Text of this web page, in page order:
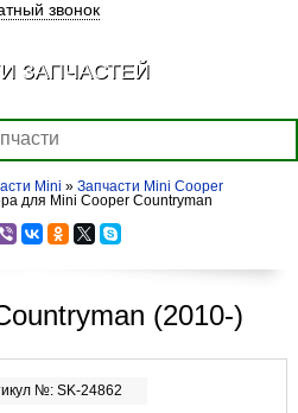
Mini » Запчасти Mini Cooper
для Mini Cooper Countryman
(2010-)
№: SK-24862
звонок
ЗАПЧАСТЕЙ